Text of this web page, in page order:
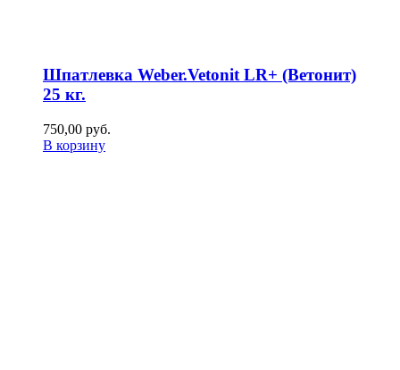
Шпатлевка Weber.Vetonit LR+ (Ветонит)
25 кг.
750,00 руб.
В корзину